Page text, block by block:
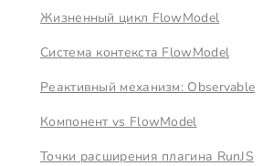
Жизненный цикл FlowModel
Система контекста FlowModel
Реактивный механизм: Observable
Компонент vs FlowModel
Точки расширения плагина RunJS